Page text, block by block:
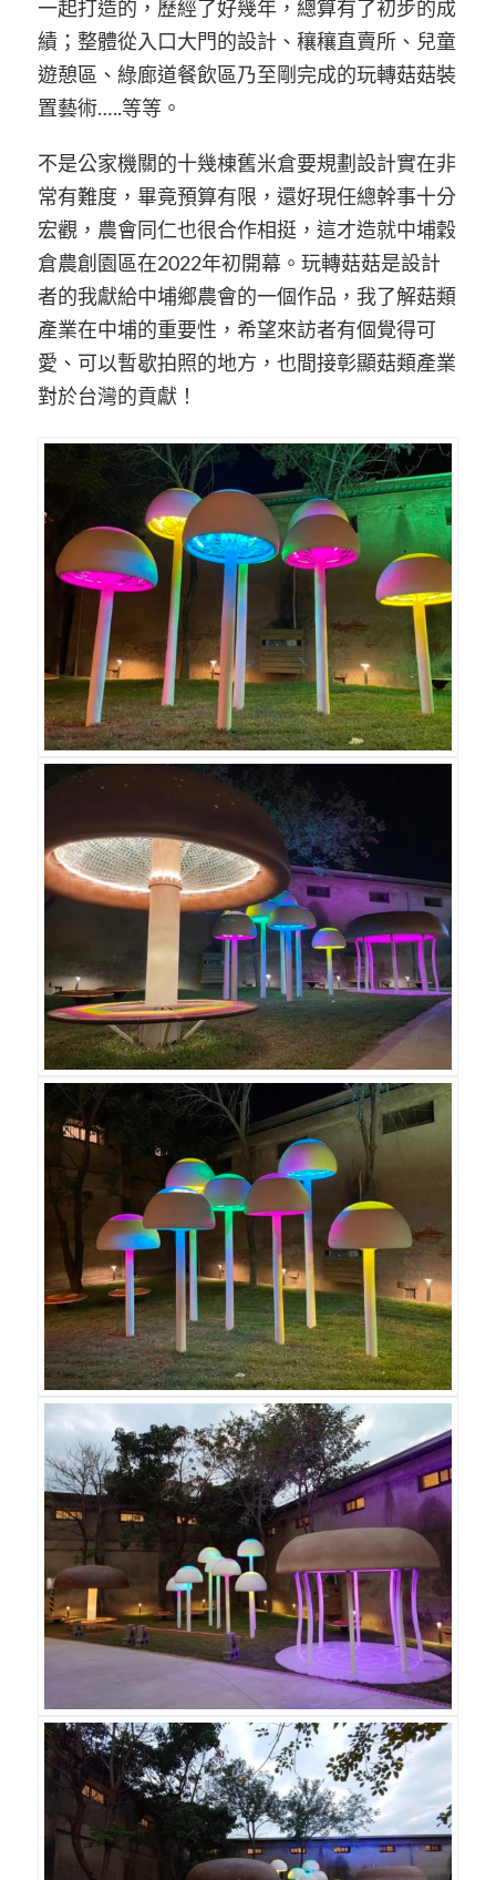
一起打造的，歷經了好幾年，總算有了初步的成
績； 整體從入口大門的設計、 穰穰直賣所、兒童
遊憩區、綠廊道餐飲區乃至剛完成的玩轉菇菇裝
置藝術…..等等。
不是公家機關的十幾棟舊米倉要規劃設計實在非
常有難度，畢竟預算有限，還好現任總幹事十分
宏觀，農會同仁也很合作相挺 ，這才造就中埔穀
倉農創園區在2022年初開幕。 玩轉菇菇是設計
者的我獻給中埔鄉農會的一個作品，我了解菇類
產業在中埔的重要性，希望來訪者有個覺得可
愛、可以暫歇拍照的地方，也 間接彰顯菇類產業
對於台灣的貢獻！